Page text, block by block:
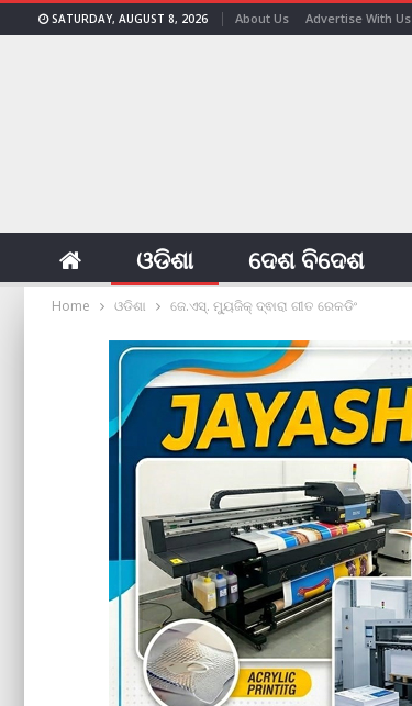
SATURDAY, AUGUST 8, 2026 About Us Advertise With Us
ଓଡିଶା ଦେଶ ବିଦେଶ
Home ଓଡିଶା ଜେ.ଏସ୍. ମ୍ୟୁଜିକ୍ ଦ୍ଵାରା ଗୀତ ରେକଡିଂ